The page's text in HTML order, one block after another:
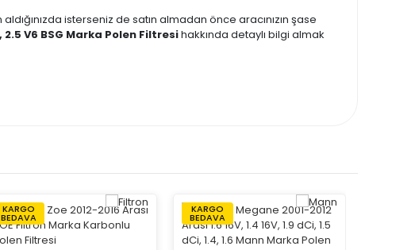
isterseniz de satın almadan önce aracınızın şase
2.5 V6 BSG Marka Polen Filtresihakkında detaylı bilgi almak
KARGO
BEDAVA
KARGO
BEDAVA